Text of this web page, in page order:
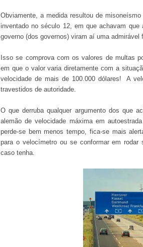
Obviamente, a medida resultou de
inventado no século 12, em que achavam
governo (dos governos) viram aí uma
Isso se comprova com os valores de multas
em que o valor varia diretamente com a
velocidade de mais de 100.000 dólares! A
travestidos de autoridade.
O que derruba qualquer argumento dos que
alemão de velocidade máxima em
perde-se bem menos tempo, fica-se mais
para o velocímetro ou se conformar em
caso tenha.